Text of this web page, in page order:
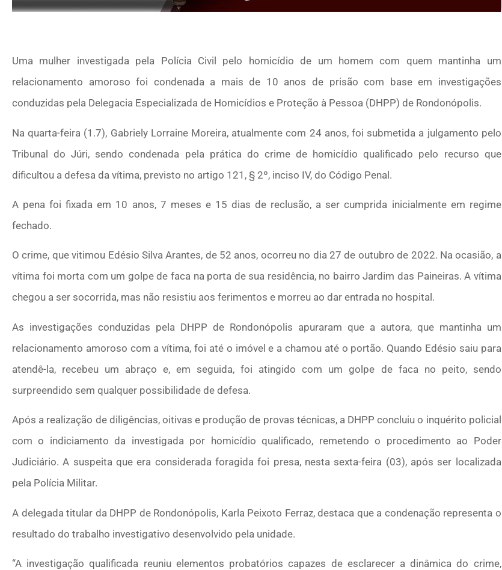
Uma mulher investigada pela Polícia Civil pelo homicídio de um homem com quem mantinha um
relacionamento amoroso foi condenada a mais de 10 anos de prisão com base em investigações
conduzidas pela Delegacia Especializada de Homicídios e Proteção à Pessoa (DHPP) de Rondonópolis.
Na quarta-feira (1.7), Gabriely Lorraine Moreira, atualmente com 24 anos, foi submetida a julgamento pelo
Tribunal do Júri, sendo condenada pela prática do crime de homicídio qualificado pelo recurso que
dificultou a defesa da vítima, previsto no artigo 121, § 2º, inciso IV, do Código Penal.
A pena foi fixada em 10 anos, 7 meses e 15 dias de reclusão, a ser cumprida inicialmente em regime
fechado.
O crime, que vitimou Edésio Silva Arantes, de 52 anos, ocorreu no dia 27 de outubro de 2022. Na ocasião, a
vítima foi morta com um golpe de faca na porta de sua residência, no bairro Jardim das Paineiras. A vítima
chegou a ser socorrida, mas não resistiu aos ferimentos e morreu ao dar entrada no hospital.
As investigações conduzidas pela DHPP de Rondonópolis apuraram que a autora, que mantinha um
relacionamento amoroso com a vítima, foi até o imóvel e a chamou até o portão. Quando Edésio saiu para
atendê-la, recebeu um abraço e, em seguida, foi atingido com um golpe de faca no peito, sendo
surpreendido sem qualquer possibilidade de defesa.
Após a realização de diligências, oitivas e produção de provas técnicas, a DHPP concluiu o inquérito policial
com o indiciamento da investigada por homicídio qualificado, remetendo o procedimento ao Poder
Judiciário. A suspeita que era considerada foragida foi presa, nesta sexta-feira (03), após ser localizada
pela Polícia Militar.
A delegada titular da DHPP de Rondonópolis, Karla Peixoto Ferraz, destaca que a condenação representa o
resultado do trabalho investigativo desenvolvido pela unidade.
“A investigação qualificada reuniu elementos probatórios capazes de esclarecer a dinâmica do crime,